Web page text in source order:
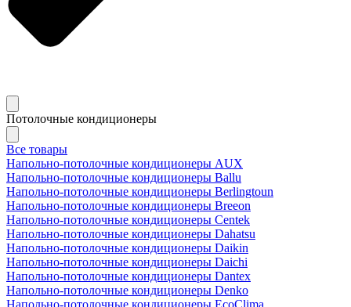
Потолочные кондиционеры
Все товары
Напольно-потолочные кондиционеры AUX
Напольно-потолочные кондиционеры Ballu
Напольно-потолочные кондиционеры Berlingtoun
Напольно-потолочные кондиционеры Breeon
Напольно-потолочные кондиционеры Centek
Напольно-потолочные кондиционеры Dahatsu
Напольно-потолочные кондиционеры Daikin
Напольно-потолочные кондиционеры Daichi
Напольно-потолочные кондиционеры Dantex
Напольно-потолочные кондиционеры Denko
Напольно-потолочные кондиционеры EcoClima